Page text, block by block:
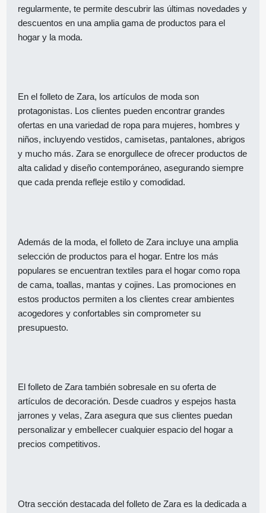
regularmente, te permite descubrir las últimas novedades y
descuentos en una amplia gama de productos para el
hogar y la moda.
En el folleto de Zara, los artículos de moda son
protagonistas. Los clientes pueden encontrar grandes
ofertas en una variedad de ropa para mujeres, hombres y
niños, incluyendo vestidos, camisetas, pantalones, abrigos
y mucho más. Zara se enorgullece de ofrecer productos de
alta calidad y diseño contemporáneo, asegurando siempre
que cada prenda refleje estilo y comodidad.
Además de la moda, el folleto de Zara incluye una amplia
selección de productos para el hogar. Entre los más
populares se encuentran textiles para el hogar como ropa
de cama, toallas, mantas y cojines. Las promociones en
estos productos permiten a los clientes crear ambientes
acogedores y confortables sin comprometer su
presupuesto.
El folleto de Zara también sobresale en su oferta de
artículos de decoración. Desde cuadros y espejos hasta
jarrones y velas, Zara asegura que sus clientes puedan
personalizar y embellecer cualquier espacio del hogar a
precios competitivos.
Otra sección destacada del folleto de Zara es la dedicada a